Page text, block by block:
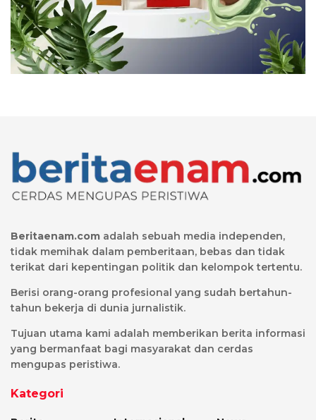
Beritaenam.com adalah sebuah media independen,
tidak memihak dalam pemberitaan, bebas dan tidak
terikat dari kepentingan politik dan kelompok tertentu.
Berisi orang-orang profesional yang sudah bertahun-
tahun bekerja di dunia jurnalistik.
Tujuan utama kami adalah memberikan berita informasi
yang bermanfaat bagi masyarakat dan cerdas
mengupas peristiwa.
Kategori